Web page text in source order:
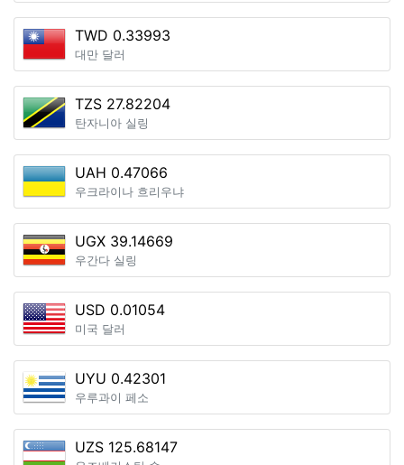
TWD 0.33993
대만 달러
TZS 27.82204
탄자니아 실링
UAH 0.47066
우크라이나 흐리우냐
UGX 39.14669
우간다 실링
USD 0.01054
미국 달러
UYU 0.42301
우루과이 페소
UZS 125.68147